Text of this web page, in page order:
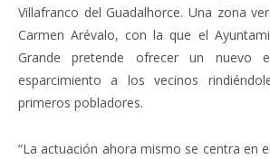
Villafranco del Guadalhorce. Una zona
Carmen Arévalo, con la que el
Grande pretende ofrecer un nuevo
esparcimiento a los vecinos
primeros pobladores.
“La actuación ahora mismo se centra en